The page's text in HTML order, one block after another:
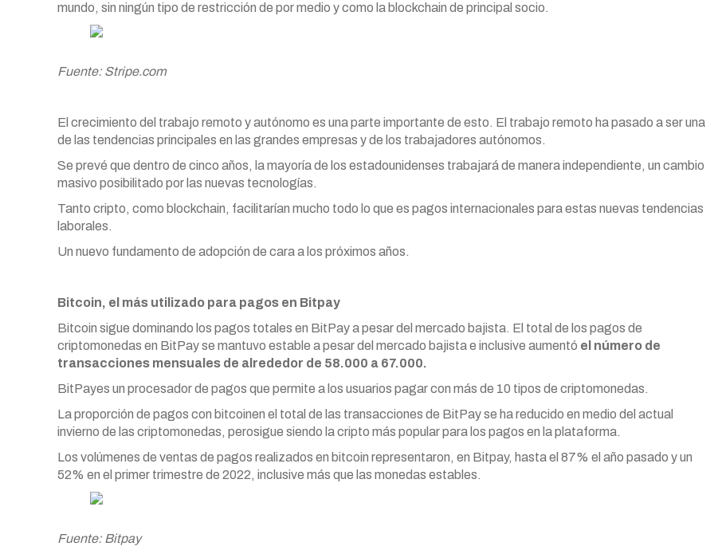
mundo, sin ningún tipo de restricción de por medio y como la blockchain de principal socio.
Fuente: Stripe.com
El crecimiento del trabajo remoto y autónomo es una parte importante de esto. El trabajo remoto ha pasado a ser una
de las tendencias principales en las grandes empresas y de los trabajadores autónomos.
Se prevé que dentro de cinco años, la mayoría de los estadounidenses trabajará de manera independiente, un cambio
masivo posibilitado por las nuevas tecnologías.
Tanto cripto, como blockchain, facilitarían mucho todo lo que es pagos internacionales para estas nuevas tendencias
laborales.
Un nuevo fundamento de adopción de cara a los próximos años.
Bitcoin, el más utilizado para pagos en Bitpay
Bitcoin sigue dominando los pagos totales en BitPay a pesar del mercado bajista. El total de los pagos de
criptomonedas en BitPay se mantuvo estable a pesar del mercado bajista e inclusive aumentó el número de
transacciones mensuales de alrededor de 58.000 a 67.000.
BitPayes un procesador de pagos que permite a los usuarios pagar con más de 10 tipos de criptomonedas.
La proporción de pagos con bitcoinen el total de las transacciones de BitPay se ha reducido en medio del actual
invierno de las criptomonedas, perosigue siendo la cripto más popular para los pagos en la plataforma.
Los volúmenes de ventas de pagos realizados en bitcoin representaron, en Bitpay, hasta el 87% el año pasado y un
52% en el primer trimestre de 2022, inclusive más que las monedas estables.
Fuente: Bitpay